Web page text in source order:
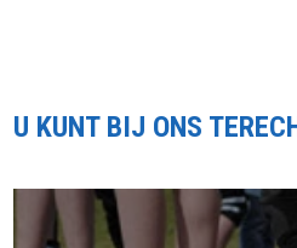
U KUNT BIJ ONS